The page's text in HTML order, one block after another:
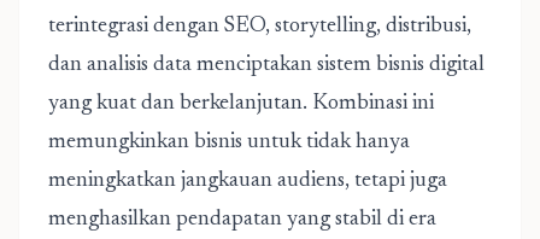
terintegrasi dengan SEO, storytelling, distribusi,
dan analisis data menciptakan sistem bisnis digital
yang kuat dan berkelanjutan. Kombinasi ini
memungkinkan bisnis untuk tidak hanya
meningkatkan jangkauan audiens, tetapi juga
menghasilkan pendapatan yang stabil di era